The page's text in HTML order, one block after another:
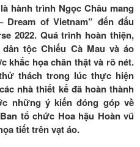
hành trình Ngọc Châu mang
of Vietnam” đến đấu
2022. Quá trình hoàn thiện,
tộc Chiếu Cà Mau và áo
khắc họa chân thật và rõ nét.
thách trong lúc thực hiện
nhà thiết kế đã hoàn thành
những ý kiến đóng góp về
tổ chức Hoa hậu Hoàn vũ
tiết trên vạt áo.